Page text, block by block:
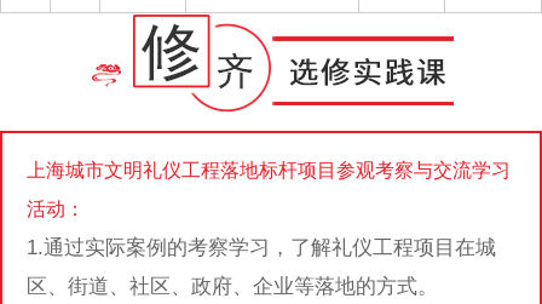
上海城市文明礼仪工程落地标杆项目参观考察与交流学习
活动：
1.通过实际案例的考察学习，了解礼仪工程项目在城
区、街道、社区、政府、企业等落地的方式。